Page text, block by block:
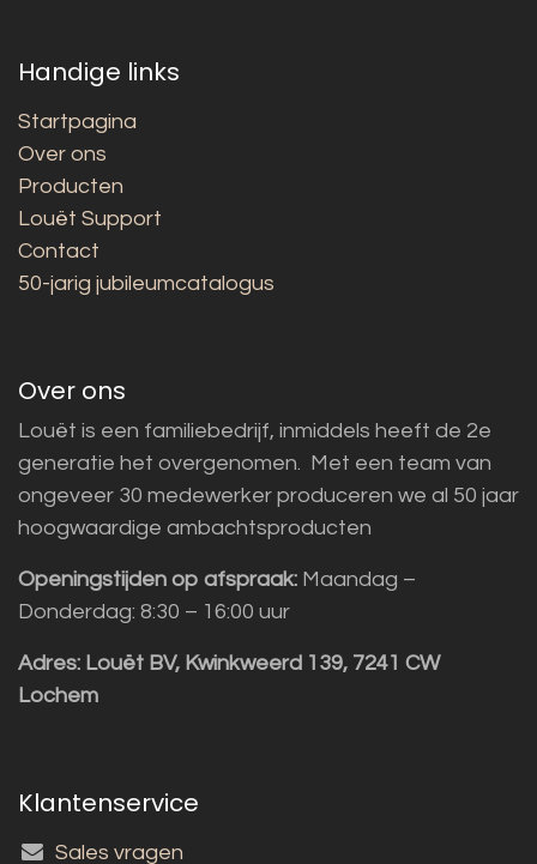
Handige links
Startpagina
Over ons
Producten
Louët Support
Contact
50-jarig jubileumcatalogus
Over ons
Louët is een familiebedrijf, inmiddels heeft de 2e
generatie het overgenomen. Met een team van
ongeveer 30 medewerker produceren we al 50 jaar
hoogwaardige ambachtsproducten
Openingstijden op afspraak: Maandag –
Donderdag: 8:30 – 16:00 uur
Adres: Louët BV, Kwinkweerd 139, 7241 CW
Lochem
Klantenservice
Sales vragen